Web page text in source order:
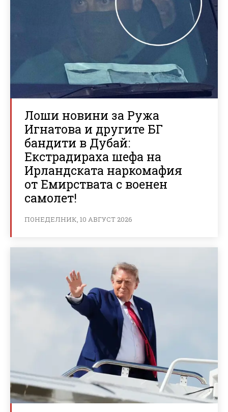
Лоши новини за Ружа
Игнатова и другите БГ
бандити в Дубай:
Екстрадираха шефа на
Ирландската наркомафия
от Емирствата с военен
самолет!
ПОНЕДЕЛНИК, 10 АВГУСТ 2026